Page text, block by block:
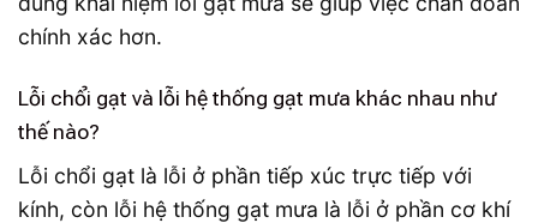
chính xác hơn.
Lỗi chổi gạt và lỗi hệ thống gạt mưa khác nhau như
thế nào?
Lỗi chổi gạt là lỗi ở phần tiếp xúc trực tiếp với
kính, còn lỗi hệ thống gạt mưa là lỗi ở phần cơ khí